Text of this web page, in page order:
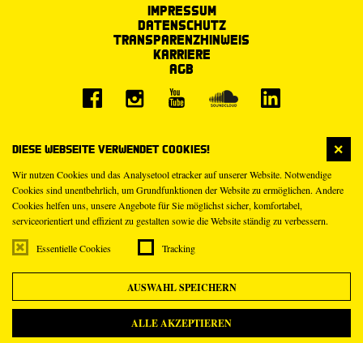
Diese Webseite verwendet Cookies!
Wir nutzen Cookies und das Analysetool etracker auf unserer Website. Notwendige
Cookies sind unentbehrlich, um Grundfunktionen der Website zu ermöglichen. Andere
Cookies helfen uns, unsere Angebote für Sie möglichst sicher, komfortabel,
serviceorientiert und effizient zu gestalten sowie die Website ständig zu verbessern.
Essentielle Cookies Tracking
AUSWAHL SPEICHERN
ALLE AKZEPTIEREN
Impressum
Datenschutz
Transparenzhinweis
Karriere
AGB